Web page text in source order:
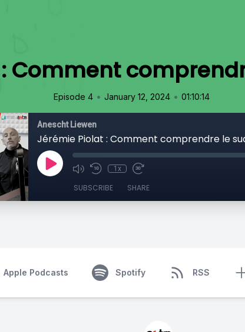
Comment
Episode 4 • January 12, 2024 • 01:10:14
Anescht Liewen
Jérémie Piolat : Comment comprendre le
1x
SUBSCRIBE SHARE
Apple Podcasts Spotify RSS